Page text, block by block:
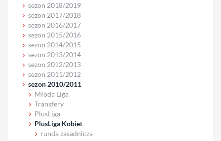
sezon 2018/2019
sezon 2017/2018
sezon 2016/2017
sezon 2015/2016
sezon 2014/2015
sezon 2013/2014
sezon 2012/2013
sezon 2011/2012
sezon 2010/2011
Młoda Liga
Transfery
PlusLiga
PlusLiga Kobiet
runda zasadnicza